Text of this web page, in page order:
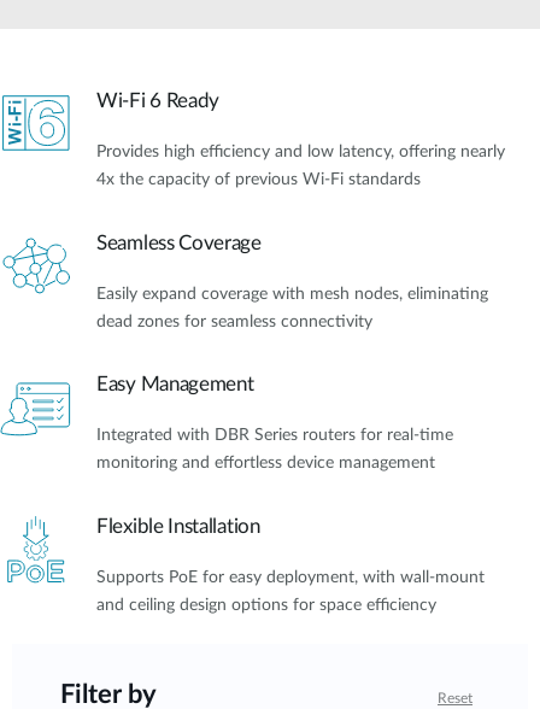
Σημεία Πώλησης
Σημεία Πώλησης
Tech Alerts
Warranty
Contact
Support Portal
Wi-Fi 6 Ready
Provides high efficiency and low latency, offering nearly
4x the capacity of previous Wi-Fi standards
Seamless Coverage
Easily expand coverage with mesh nodes, eliminating
dead zones for seamless connectivity
Easy Management
Integrated with DBR Series routers for real-time
monitoring and effortless device management
Flexible Installation
Supports PoE for easy deployment, with wall-mount
and ceiling design options for space efficiency
Filter by Reset